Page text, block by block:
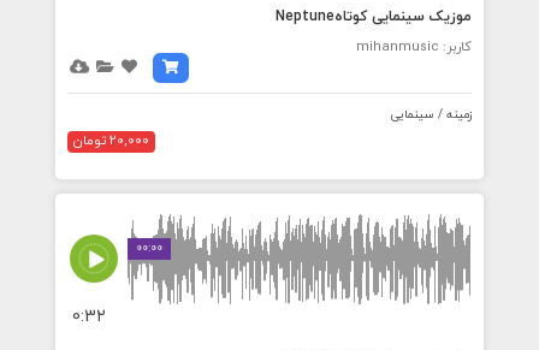
موزیک سینمایی کوتاهNeptune
کاربر: mihanmusic
زمینه / سینمایی
20,000 تومان
00:00
0:32